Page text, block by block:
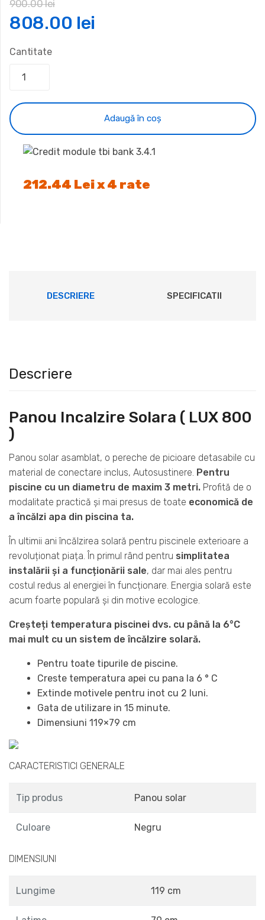
900.00lei
Prețul
inițial
fost:
900.00 lei.
808.00 lei
808.00 lei.
Cantitate
Adaugă în coș
212.44 Lei x 4 rate
DESCRIERE SPECIFICATII
Descriere
Panou Incalzire Solara ( LUX 800
)
Panou solar asamblat, o pereche de picioare detasabile cu
material de conectare inclus, Autosustinere. Pentru
piscine cu un diametru de maxim 3 metri. Profită de o
modalitate practică și mai presus de toate economică de
a încălzi apa din piscina ta.
În ultimii ani încălzirea solară pentru piscinele exterioare a
revoluționat piața. În primul rând pentru simplitatea
instalării și a funcționării sale, dar mai ales pentru
costul redus al energiei în funcționare. Energia solară este
acum foarte populară și din motive ecologice.
Creșteți temperatura piscinei dvs. cu până la 6°C
mai mult cu un sistem de încălzire solară.
Pentru toate tipurile de piscine.
Creste temperatura apei cu pana la 6 ° C
Extinde motivele pentru inot cu 2 luni.
Gata de utilizare in 15 minute.
Dimensiuni 119×79 cm
CARACTERISTICI GENERALE
Tip produs Panou solar
Culoare Negru
DIMENSIUNI
Lungime 119 cm